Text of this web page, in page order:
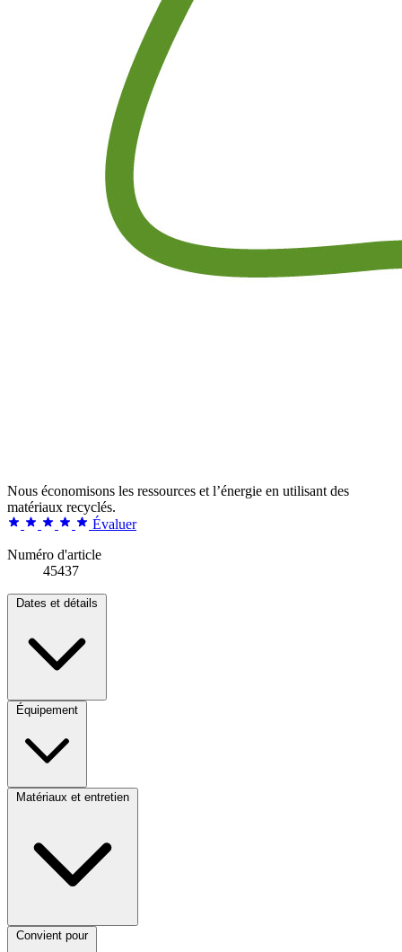
Nous économisons les ressources et l’énergie en utilisant des
matériaux recyclés.
Évaluer
Numéro d'article
45437
Dates et détails
Équipement
Matériaux et entretien
Convient pour